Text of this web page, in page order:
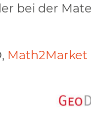
bei der
Math2Market